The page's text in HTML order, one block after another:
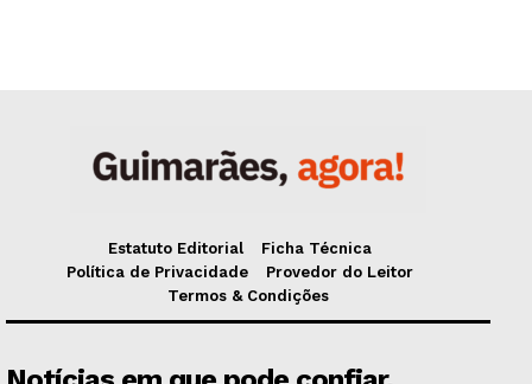
Estatuto Editorial
Ficha Técnica
Política de Privacidade
Provedor do Leitor
Termos & Condições